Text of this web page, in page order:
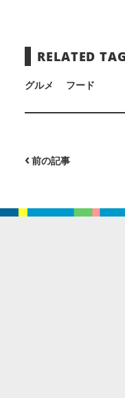
RELATED
グルメ フード
前の記事